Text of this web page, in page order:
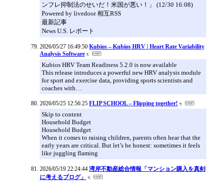
ンフレ抑制法のせいだ！米国が悪い！」 (12/30 16:08)
Powered by livedoor 相互RSS
最新記事
News U.S. レポート
2026/05/27 16:49:50 Kubios – Kubios HRV | Heart Rate Variability
Analysis Software
Kubios HRV Team Readiness 5.2.0 is now available
This release introduces a powerful new HRV analysis module
for sport and exercise data, providing sports scientists and
coaches with…
2026/05/25 12:56:25 FLIP SCHOOL – Flipping together!
Skip to content
Household Budget
Household Budget
When it comes to raising children, parents often hear that the
early years are critical. But let’s be honest: sometimes it feels
like juggling flaming
2026/05/19 22:24:44 湾岸不動産総合情報「マンション購入を真剣
に考えるブログ」